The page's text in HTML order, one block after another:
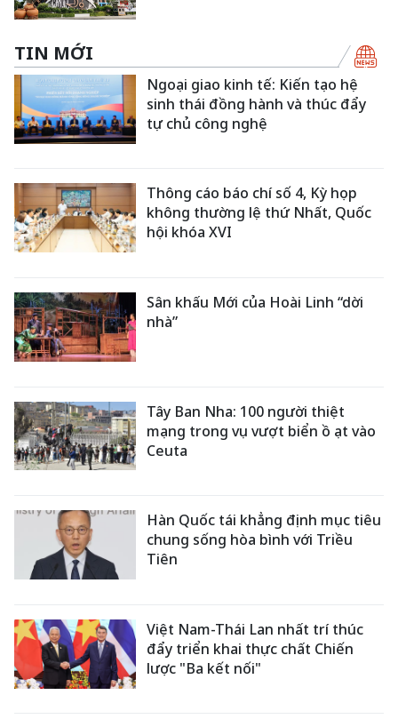
TIN MỚI
Ngoại giao kinh tế: Kiến tạo hệ
sinh thái đồng hành và thúc đẩy
tự chủ công nghệ
Thông cáo báo chí số 4, Kỳ họp
không thường lệ thứ Nhất, Quốc
hội khóa XVI
Sân khấu Mới của Hoài Linh “dời
nhà”
Tây Ban Nha: 100 người thiệt
mạng trong vụ vượt biển ồ ạt vào
Ceuta
Hàn Quốc tái khẳng định mục tiêu
chung sống hòa bình với Triều
Tiên
Việt Nam-Thái Lan nhất trí thúc
đẩy triển khai thực chất Chiến
lược "Ba kết nối"